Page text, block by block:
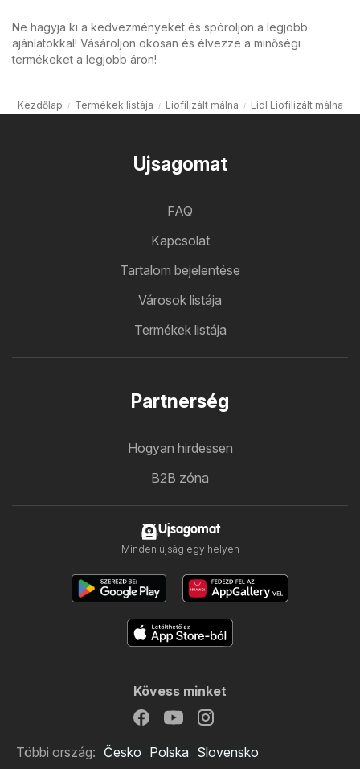
Ne hagyja ki a kedvezményeket és spóroljon a legjobb
ajánlatokkal! Vásároljon okosan és élvezze a minőségi
termékeket a legjobb áron!
Kezdőlap Termékek listája Liofilizált málna Lidl Liofilizált málna
Ujsagomat
FAQ
Kapcsolat
Tartalom bejelentése
Városok listája
Termékek listája
Partnerség
Hogyan hirdessen
B2B zóna
Ujsagomat
Minden újság egy helyen
Kövess minket
Többi ország: Česko Polska Slovensko